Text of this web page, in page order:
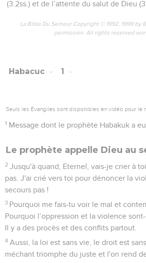
(3.2ss.) et de l’attente du salut de Dieu
La Bible Du Semeur Copyright © 1992, 1999 by
permission. All rights reserved
Habacuc 1
Seuls les Évangiles sont disponibles en vidéo pour le
1 Message dont le prophète Habakuk a eu
Le prophète appelle Dieu au
2 Jusqu'à quand, Eternel, vais-je crier à
pas. J'ai crié vers toi pour dénoncer la
secours pas !
3 Pourquoi me fais-tu voir le mal et
Pourquoi l’oppression et la violence
Il y a des procès et des conflits partout.
4 Aussi, la loi est sans vie, le droit est
méchant triomphe du juste et l'on rend